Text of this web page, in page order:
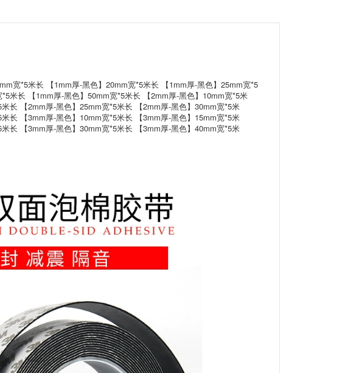
宽*5米长 【1mm厚-黑色】20mm宽*5米长 【1mm厚-黑色】25mm宽*5
米长 【1mm厚-黑色】50mm宽*5米长 【2mm厚-黑色】10mm宽*5米
长 【2mm厚-黑色】25mm宽*5米长 【2mm厚-黑色】30mm宽*5米
长 【3mm厚-黑色】10mm宽*5米长 【3mm厚-黑色】15mm宽*5米
长 【3mm厚-黑色】30mm宽*5米长 【3mm厚-黑色】40mm宽*5米